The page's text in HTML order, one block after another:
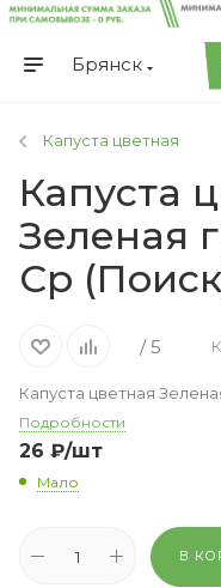
Брянск
Капуста цветная
Капуста
Зеленая
Ср
/ 5
Капуста цветная
Подробности
26 ₽/шт
Мало
В